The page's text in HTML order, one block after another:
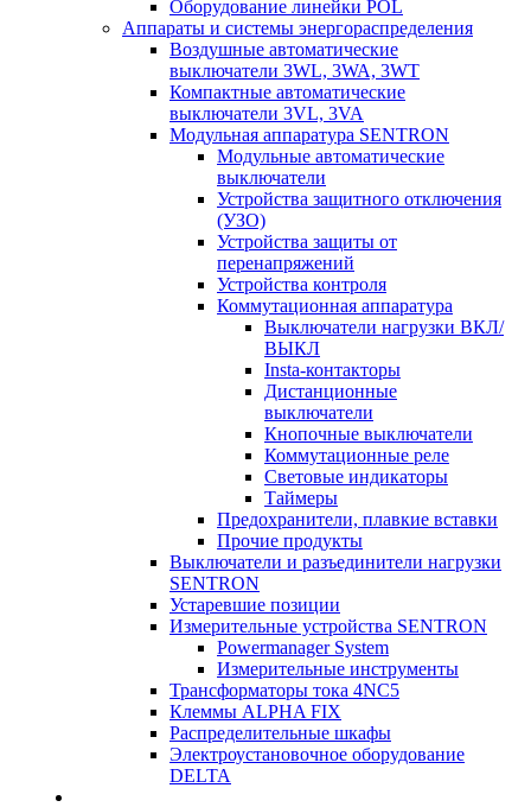
Оборудование линейки POL
Аппараты и системы энергораспределения
Воздушные автоматические
выключатели 3WL, 3WA, 3WT
Компактные автоматические
выключатели 3VL, 3VA
Модульная аппаратура SENTRON
Модульные автоматические
выключатели
Устройства защитного отключения
(УЗО)
Устройства защиты от
перенапряжений
Устройства контроля
Коммутационная аппаратура
Выключатели нагрузки ВКЛ/
ВЫКЛ
Insta-контакторы
Дистанционные
выключатели
Кнопочные выключатели
Коммутационные реле
Световые индикаторы
Таймеры
Предохранители, плавкие вставки
Прочие продукты
Выключатели и разъединители нагрузки
SENTRON
Устаревшие позиции
Измерительные устройства SENTRON
Powermanager System
Измерительные инструменты
Трансформаторы тока 4NC5
Клеммы ALPHA FIX
Распределительные шкафы
Электроустановочное оборудование
DELTA